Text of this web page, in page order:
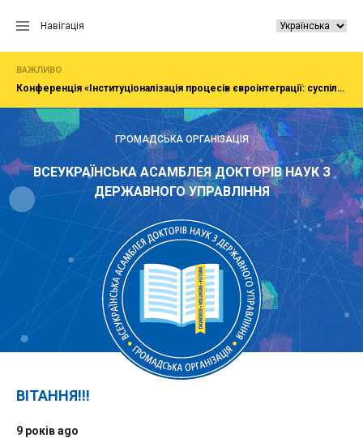
Навігація
ВАЖЛИВО
Конференція «Інституціоналізація процесів євроінтеграції: суспільство, економіка, адміністрування»
ГРОМАДСЬКА ОРГАНІЗАЦІЯ
ВСЕУКРАЇНСЬКА АСАМБЛЕЯ ДОКТОРІВ НАУК З
ДЕРЖАВНОГО УПРАВЛІННЯ
ВІТАННЯ!!!
9 років ago